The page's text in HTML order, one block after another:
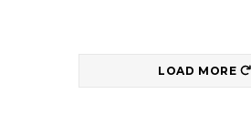
LOAD MORE